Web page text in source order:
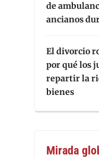
de
ancianos
El divorcio
por qué los
repartir la
bienes
Mirada